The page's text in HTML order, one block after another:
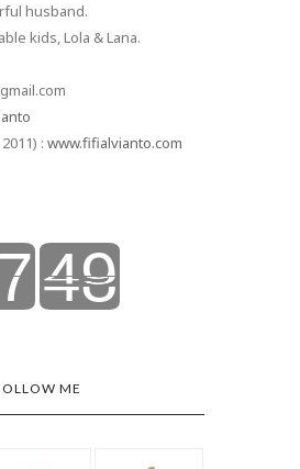
husband.
kids, Lola & Lana.
: www.fifialvianto.com
ME